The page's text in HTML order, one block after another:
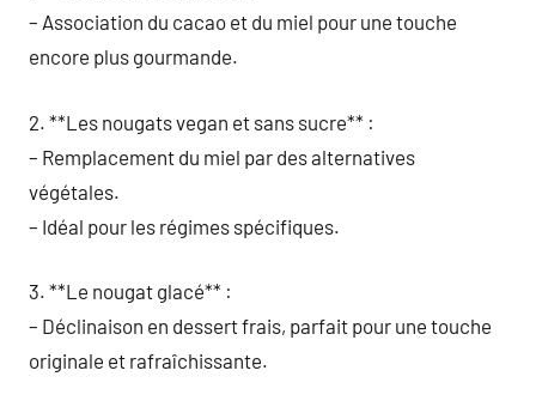
– Association du cacao et du miel pour une touche
encore plus gourmande.
2. **Les nougats vegan et sans sucre** :
– Remplacement du miel par des alternatives
végétales.
– Idéal pour les régimes spécifiques.
3. **Le nougat glacé** :
– Déclinaison en dessert frais, parfait pour une touche
originale et rafraîchissante.